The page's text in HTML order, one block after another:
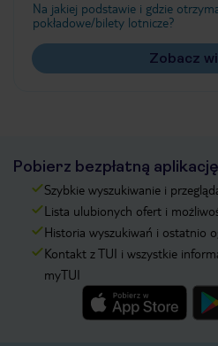
Na jakiej podstawie i gdzie
pokładowe/bilety lotnicze?
Zobacz
Pobierz bezpłatną aplikację
Szybkie wyszukiwanie i
Lista ulubionych ofert i
Historia wyszukiwań i ostatnio
Kontakt z TUI i wszystkie
myTUI